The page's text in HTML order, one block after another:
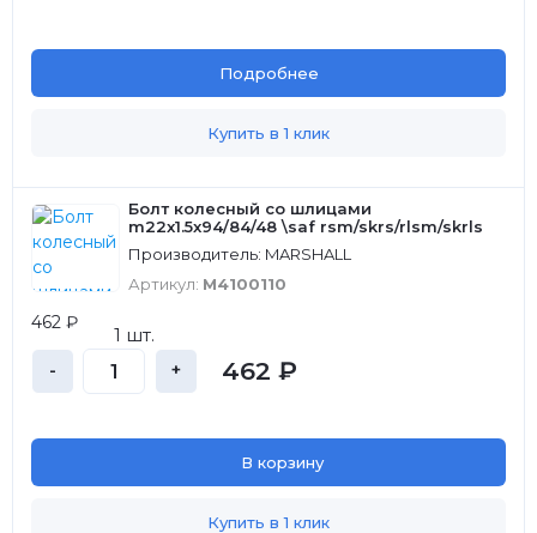
Подробнее
Купить в 1 клик
Болт колесный со шлицами
m22x1.5x94/84/48 \saf rsm/skrs/rlsm/skrls
Производитель: MARSHALL
Артикул: M4100110
462 ₽
1 шт.
- + 462 ₽
В корзину
Купить в 1 клик